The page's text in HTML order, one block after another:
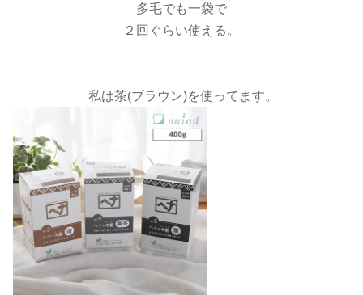
多毛でも一袋で
２回ぐらい使える。
私は茶(ブラウン)を使ってます。